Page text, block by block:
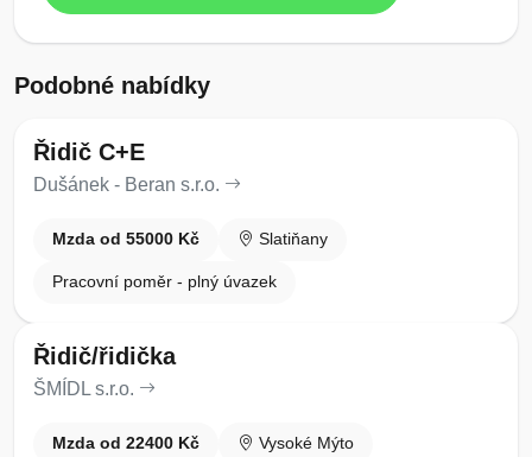
Podobné nabídky
Řidič C+E
Dušánek - Beran s.r.o.
Mzda od 55000 Kč Slatiňany
Pracovní poměr - plný úvazek
Řidič/řidička
ŠMÍDL s.r.o.
Mzda od 22400 Kč Vysoké Mýto